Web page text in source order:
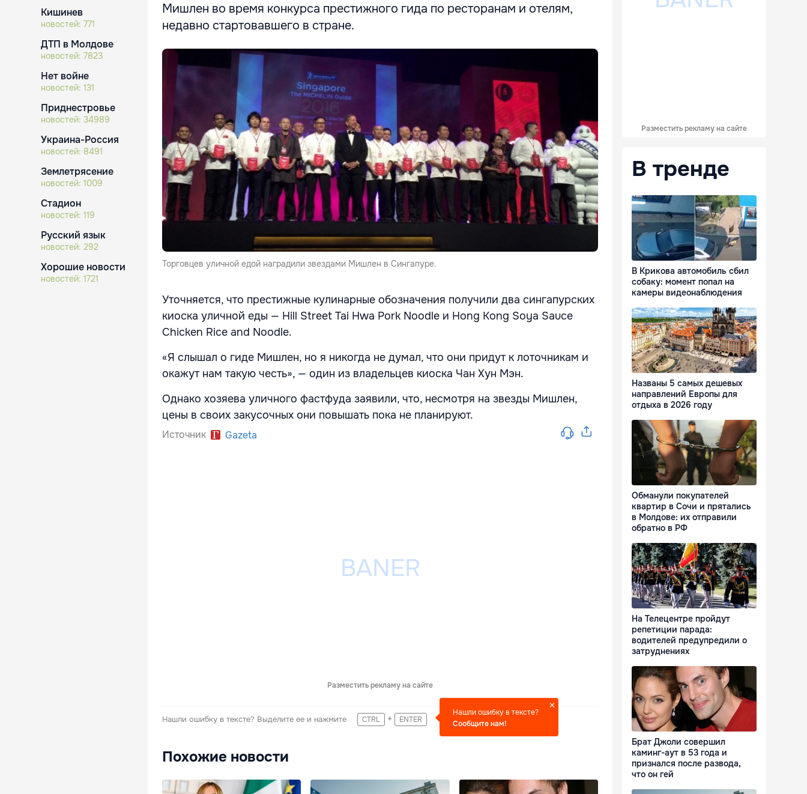
Кишинев
новостей: 771
ДТП в Молдове
новостей: 7823
Нет войне
новостей: 131
Приднестровье
новостей: 34989
Украина-Россия
новостей: 8491
Землетрясение
новостей: 1009
Стадион
новостей: 119
Русский язык
новостей: 292
Хорошие новости
новостей: 1721
Мишлен во время конкурса престижного гида по ресторанам и отелям,
недавно стартовавшего в стране.
Торговцев уличной едой наградили звездами Мишлен в Сингапуре.
Уточняется, что престижные кулинарные обозначения получили два сингапурских
киоска уличной еды — Hill Street Tai Hwa Pork Noodle и Hong Kong Soya Sauce
Chicken Rice and Noodle.
«Я слышал о гиде Мишлен, но я никогда не думал, что они придут к лоточникам и
окажут нам такую честь», — один из владельцев киоска Чан Хун Мэн.
Однако хозяева уличного фастфуда заявили, что, несмотря на звезды Мишлен,
цены в своих закусочных они повышать пока не планируют.
Источник Gazeta
Разместить рекламу на сайте
Нашли ошибку в тексте? Выделите ее и нажмите CTRL + ENTER
Нашли ошибку в тексте?
Сообщите нам!
Похожие новости
Разместить рекламу на сайте
В тренде
В Крикова автомобиль сбил
собаку: момент попал на
камеры видеонаблюдения
Названы 5 самых дешевых
направлений Европы для
отдыха в 2026 году
Обманули покупателей
квартир в Сочи и прятались
в Молдове: их отправили
обратно в РФ
На Телецентре пройдут
репетиции парада:
водителей предупредили о
затруднениях
Брат Джоли совершил
каминг-аут в 53 года и
признался после развода,
что он гей